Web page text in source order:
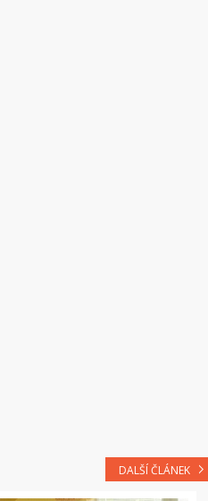
DALŠÍ ČLÁNEK